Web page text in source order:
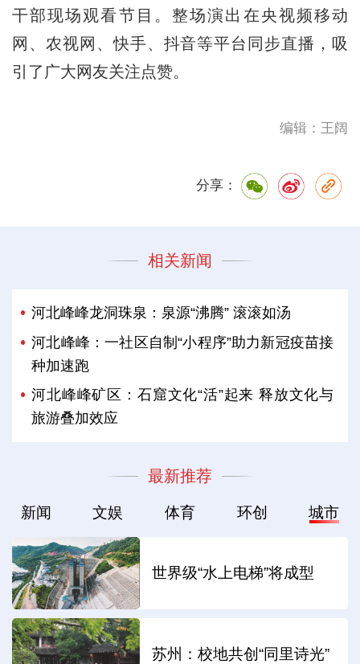
干部现场观看节目。整场演出在央视频移动
网、农视网、快手、抖音等平台同步直播，吸
引了广大网友关注点赞。
编辑：王阔
分享：
相关新闻
河北峰峰龙洞珠泉：泉源“沸腾” 滚滚如汤
河北峰峰：一社区自制“小程序”助力新冠疫苗接
种加速跑
河北峰峰矿区：石窟文化“活”起来 释放文化与
旅游叠加效应
最新推荐
新闻 文娱 体育 环创 城市
世界级“水上电梯”将成型
苏州：校地共创“同里诗光”